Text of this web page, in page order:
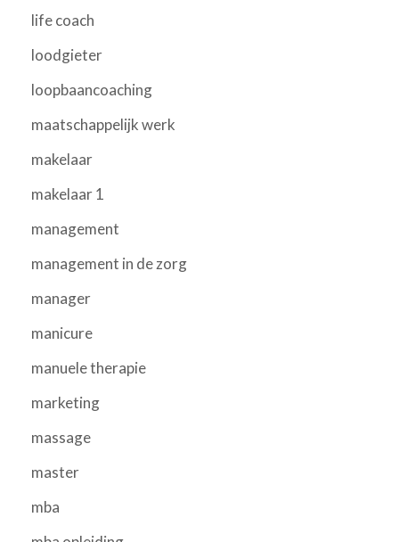
life coach
loodgieter
loopbaancoaching
maatschappelijk werk
makelaar
makelaar 1
management
management in de zorg
manager
manicure
manuele therapie
marketing
massage
master
mba